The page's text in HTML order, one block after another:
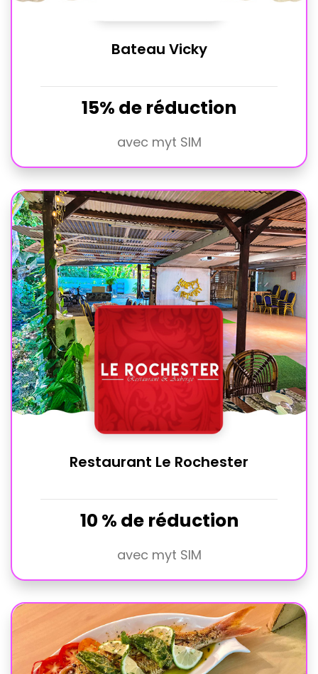
Bateau Vicky
15% de réduction
avec myt SIM
Restaurant Le Rochester
10 % de réduction
avec myt SIM